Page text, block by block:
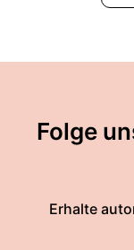
Folge
Erhalte